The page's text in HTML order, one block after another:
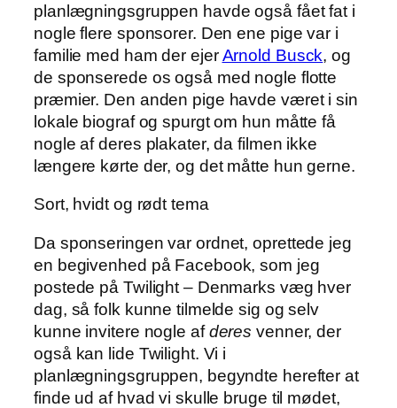
planlægningsgruppen havde også fået fat i
nogle flere sponsorer. Den ene pige var i
familie med ham der ejerArnold Busck, og
de sponserede os også med nogle flotte
præmier. Den anden pige havde været i sin
lokale biograf og spurgt om hun måtte få
nogle af deres plakater, da filmen ikke
længere kørte der, og det måtte hun gerne.
Sort, hvidt og rødt tema
Da sponseringen var ordnet, oprettede jeg
en begivenhed på Facebook, som jeg
postede på Twilight – Denmarks væg hver
dag, så folk kunne tilmelde sig og selv
kunne invitere nogle afderes venner, der
også kan lide Twilight. Vi i
planlægningsgruppen, begyndte herefter at
finde ud af hvad vi skulle bruge til mødet,